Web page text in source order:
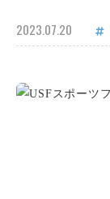
2023.07.20